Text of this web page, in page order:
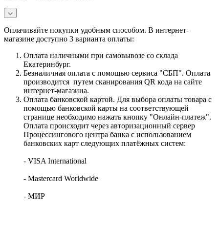
Оплачивайте покупки удобным способом. В интернет-
магазине доступно 3 варианта оплаты:
Оплата наличными при самовывозе со склада
Екатеринбург.
Безналичная оплата с помощью сервиса "СБП". Оплата
производится путем сканирования QR кода на сайте
интернет-магазина.
Оплата банковской картой. Для выбора оплаты товара с
помощью банковской карты на соответствующей
странице необходимо нажать кнопку "Онлайн-платеж".
Оплата происходит через авторизационный сервер
Процессингового центра банка с использованием
банковских карт следующих платёжных систем:
- VISA International
- Mastercard Worldwide
- МИР